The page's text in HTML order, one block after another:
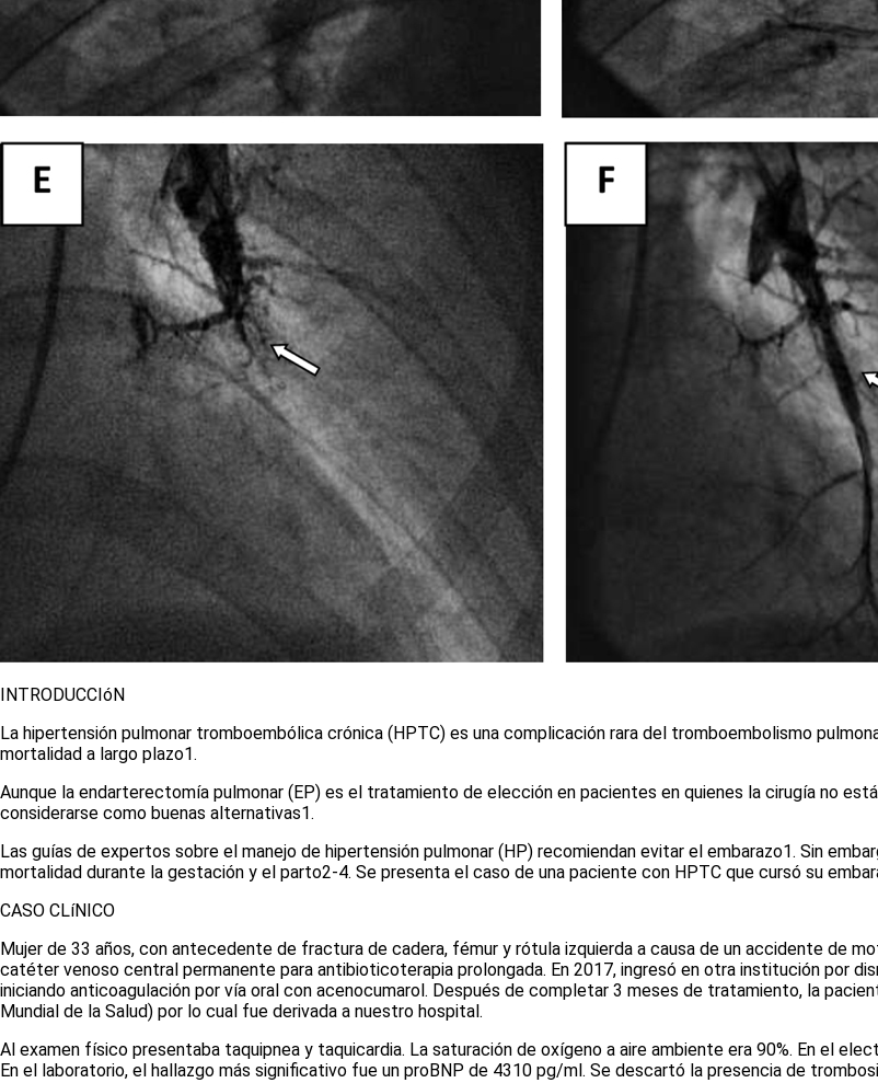
INTRODUCCIóN
La hipertensión pulmonar tromboembólica crónica (HPTC) es una complicación rara del tromboembolismo
mortalidad a largo plazo1.
Aunque la endarterectomía pulmonar (EP) es el tratamiento de elección en pacientes en quienes la cirugía no
considerarse como buenas alternativas1.
Las guías de expertos sobre el manejo de hipertensión pulmonar (HP) recomiendan evitar el embarazo1. Sin
mortalidad durante la gestación y el parto2-4. Se presenta el caso de una paciente con HPTC que cursó su
CASO CLíNICO
Mujer de 33 años, con antecedente de fractura de cadera, fémur y rótula izquierda a causa de un accidente de
catéter venoso central permanente para antibioticoterapia prolongada. En 2017, ingresó en otra institución por
iniciando anticoagulación por vía oral con acenocumarol. Después de completar 3 meses de tratamiento, la
Mundial de la Salud) por lo cual fue derivada a nuestro hospital.
Al examen físico presentaba taquipnea y taquicardia. La saturación de oxígeno a aire ambiente era 90%. En el
En el laboratorio, el hallazgo más significativo fue un proBNP de 4310 pg/ml. Se descartó la presencia de